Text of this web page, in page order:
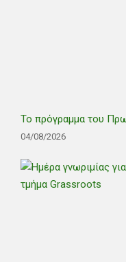
Το πρόγραμμα του
04/08/2026